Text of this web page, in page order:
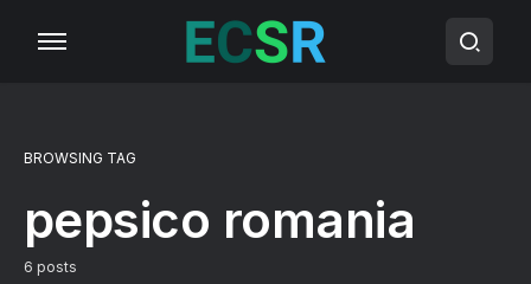
BROWSING TAG
pepsico romania
6 posts